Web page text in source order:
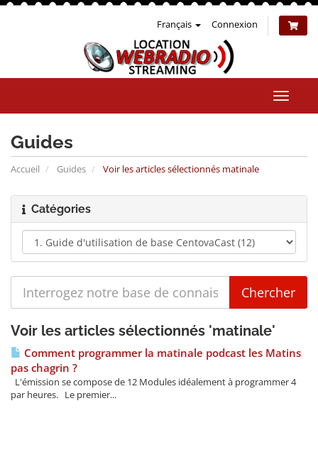
Français Connexion
la
Guides
Accueil Guides Voir les articles sélectionnés matinale
Catégories
Voir les articles sélectionnés 'matinale'
Comment programmer la matinale podcast les Matins
pas chagrin ?
L'émission se compose de 12 Modules idéalement à programmer 4
par heures. Le premier...